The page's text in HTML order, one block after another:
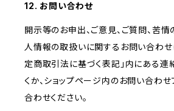
12. お問い合わせ
開示等のお申出、ご意見、ご質問、苦
人情報の取扱いに関するお問い合わせ
定商取引法に基づく表記」内にある連
くか、ショップページ内のお問い合わ
合わせください。